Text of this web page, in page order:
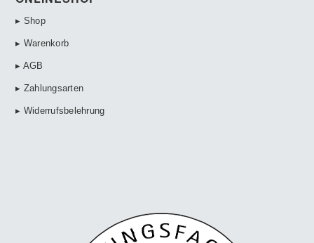
▸ Shop
▸ Warenkorb
▸ AGB
▸ Zahlungsarten
▸ Widerrufsbelehrung